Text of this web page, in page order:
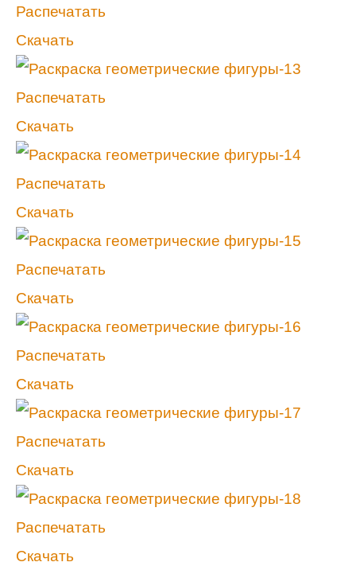
Распечатать
Скачать
Распечатать
Скачать
Распечатать
Скачать
Распечатать
Скачать
Распечатать
Скачать
Распечатать
Скачать
Распечатать
Скачать